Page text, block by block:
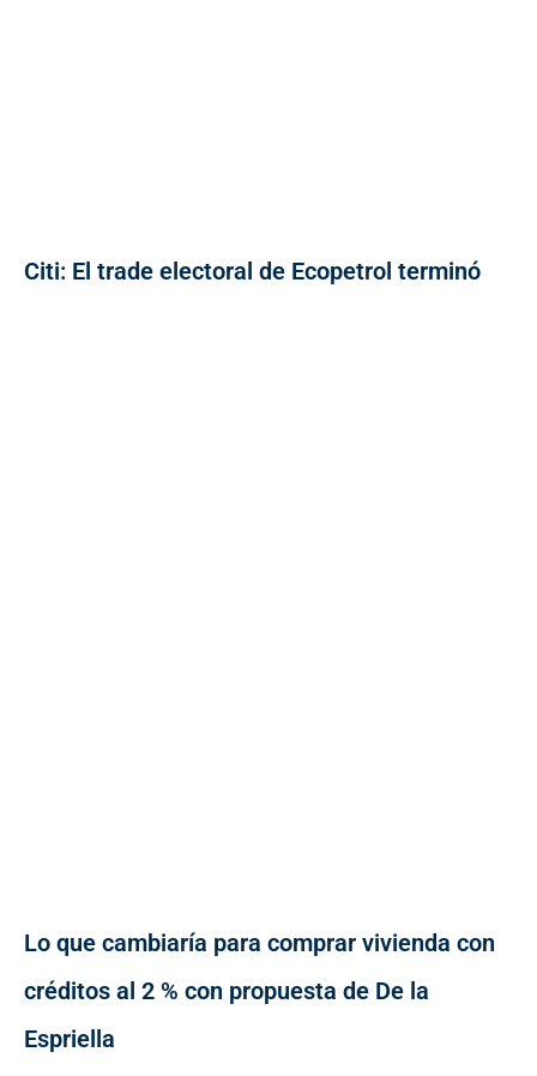
Citi: El trade electoral de Ecopetrol terminó
Lo que cambiaría para comprar vivienda con
créditos al 2 % con propuesta de De la
Espriella